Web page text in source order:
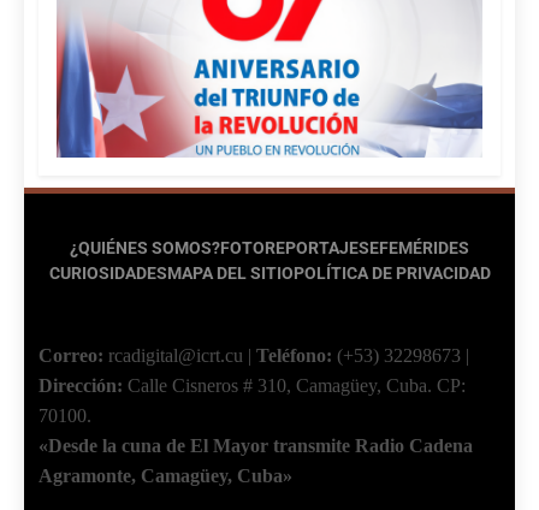
¿QUIÉNES SOMOS?FOTOREPORTAJESEFEMÉRIDES
CURIOSIDADESMAPA DEL SITIOPOLÍTICA DE PRIVACIDAD
Correo: rcadigital@icrt.cu | Teléfono: (+53) 32298673 |
Dirección: Calle Cisneros # 310, Camagüey, Cuba. CP:
70100.
«Desde la cuna de El Mayor transmite Radio Cadena
Agramonte, Camagüey, Cuba»